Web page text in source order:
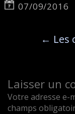
07/09/2016
← Les
Laisser un
Votre adresse e-
champs